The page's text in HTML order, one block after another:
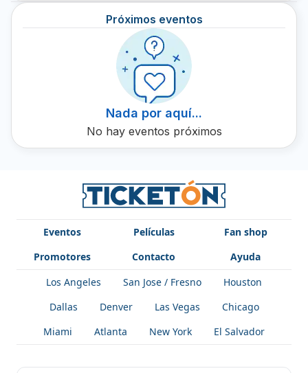
para crear un estilo que les ha granjeado numerosos
reconocimientos y seguidores leales. Adquiere tus boletos
en Ticketón y disfruta de sus éxitos como 'Down', 'Igual
Próximos eventos
Nada por aquí...
No hay eventos próximos
Eventos Películas
Fan shop
Promotores
Contacto
Ayuda
Los Angeles
San Jose / Fresno
Houston
Dallas
Denver Las Vegas
Chicago
Miami
Atlanta New York El Salvador